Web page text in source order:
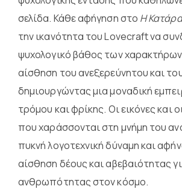
σελίδα. Κάθε αφήγηση στο Η Κατάρα
την ικανότητα του Lovecraft να
ψυχολογικό βάθος των
αίσθηση του ανεξερεύνητου και
δημιουργώντας μια μοναδική
τρόμου και φρίκης. Οι εικόνες και
που χαράσσονται στη μνήμη του
πυκνή λογοτεχνική δύναμη και
αίσθηση δέους και αβεβαιότητας
ανθρωπότητας στον κόσμο.